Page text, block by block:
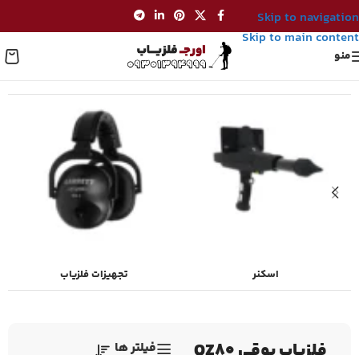
Skip to navigation
Skip to main content
منو
محصولات برچسب خورده “فلزیاب بوقی QZ80”
اسکنر تجهیزات فلزیاب
فیلتر ها